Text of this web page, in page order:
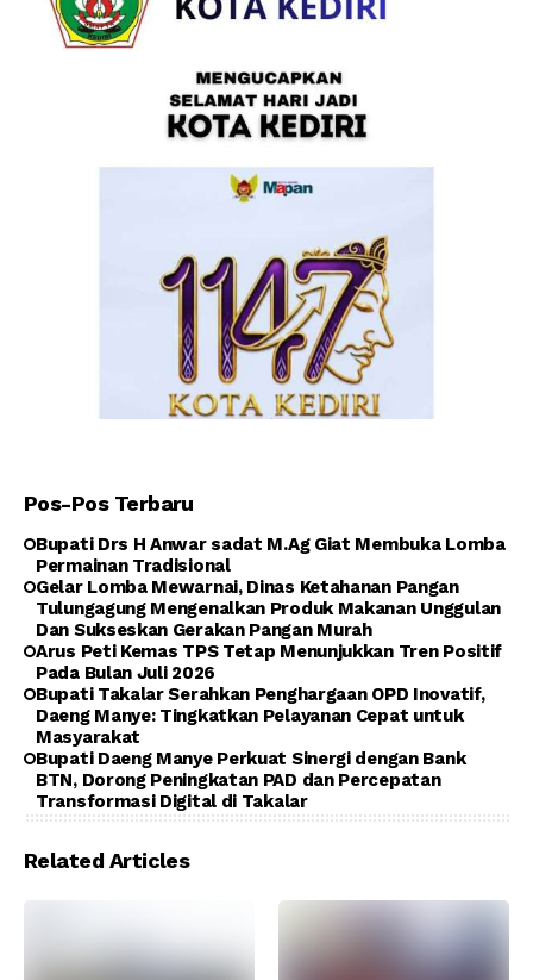
Pos-Pos Terbaru
Bupati Drs H Anwar sadat M.Ag Giat Membuka Lomba
Permainan Tradisional
Gelar Lomba Mewarnai, Dinas Ketahanan Pangan
Tulungagung Mengenalkan Produk Makanan Unggulan
Dan Sukseskan Gerakan Pangan Murah
Arus Peti Kemas TPS Tetap Menunjukkan Tren Positif
Pada Bulan Juli 2026
Bupati Takalar Serahkan Penghargaan OPD Inovatif,
Daeng Manye: Tingkatkan Pelayanan Cepat untuk
Masyarakat
Bupati Daeng Manye Perkuat Sinergi dengan Bank
BTN, Dorong Peningkatan PAD dan Percepatan
Transformasi Digital di Takalar
Related Articles